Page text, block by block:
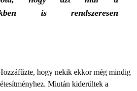
is rendszeresen
hogy nekik ekkor még mindig
Miután kiderültek a